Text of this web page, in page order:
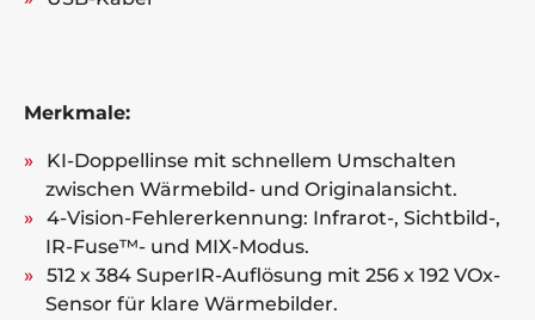
Merkmale:
KI-Doppellinse mit schnellem Umschalten
zwischen Wärmebild- und Originalansicht.
4-Vision-Fehlererkennung: Infrarot-, Sichtbild-,
IR-Fuse™- und MIX-Modus.
512 x 384 SuperIR-Auflösung mit 256 x 192 VOx-
Sensor für klare Wärmebilder.